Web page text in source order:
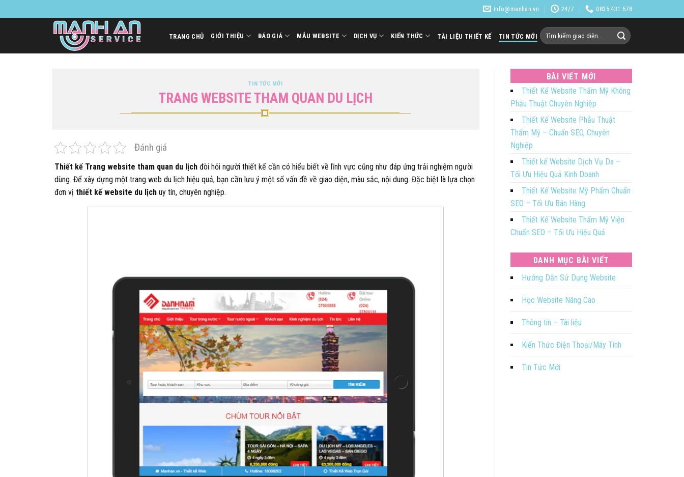
qua
info@manhan.vn 24/7 0835 431 678
TRANG CHỦ GIỚI THIỆU BÁO GIÁ MẪU WEBSITE DỊCH VỤ KIẾN THỨC TÀI LIỆU THIẾT KẾ TIN TỨC MỚI Tìm
TIN TỨC MỚI
TRANG WEBSITE THAM QUAN DU LỊCH
Đánh giá
Thiết kế Trang website tham quan du lịch đòi hỏi người thiết kế cần có hiểu biết về lĩnh vực cũng như đáp ứng trải nghiệm người
dùng. Để xây dựng một trang web du lịch hiệu quả, bạn cần lưu ý một số vấn đề về giao diện, màu sắc, nội dung. Đặc biệt là lựa chọn
đơn vị thiết kế website du lịch uy tín, chuyên nghiệp.
BÀI VIẾT MỚI
Thiết Kế Website Thẩm Mỹ Không
Phẫu Thuật Chuyên Nghiệp
Thiết Kế Website Phẫu Thuật
Thẩm Mỹ – Chuẩn SEO, Chuyên
Nghiệp
Thiết kế Website Dịch Vụ Da –
Tối Ưu Hiệu Quả Kinh Doanh
Thiết Kế Website Mỹ Phẩm Chuẩn
SEO – Tối Ưu Bán Hàng
Thiết Kế Website Thẩm Mỹ Viện
Chuẩn SEO – Tối Ưu Hiệu Quả
DANH MỤC BÀI VIẾT
Hướng Dẫn Sử Dụng Website
Học Website Nâng Cao
Thông tin – Tài liệu
Kiến Thức Điện Thoại/Máy Tính
Tin Tức Mới